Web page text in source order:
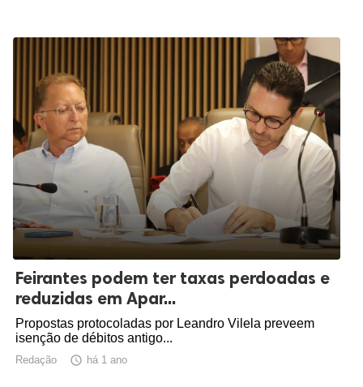
Feirantes podem ter taxas perdoadas e
reduzidas em Apar...
Propostas protocoladas por Leandro Vilela preveem
isenção de débitos antigo...
Redação  há 1 ano